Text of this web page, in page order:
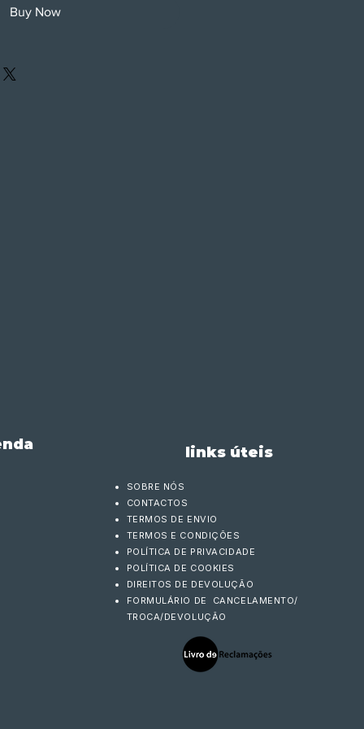
Buy Now
links úteis
SOBRE NÓS
CONTACTOS
TERMOS DE ENVIO
TERMOS E CONDIÇÕES
POLÍTICA DE PRIVACIDADE
POLÍTICA DE COOKIES
DIREITOS DE DEVOLUÇÃO
FORMULÁRIO DE CANCELAMENTO/
TROCA/DEVOLUÇÃO